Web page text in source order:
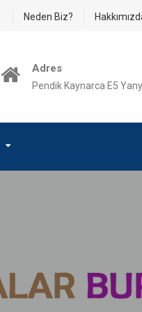
Neden Biz?
Adres
Pendik Kaynarca E5